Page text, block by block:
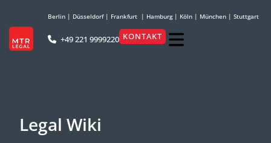
Berlin | Düsseldorf| Frankfurt | Hamburg| Köln | München | Stuttgart
+49 221 9999220 KONTAKT
Legal Wiki